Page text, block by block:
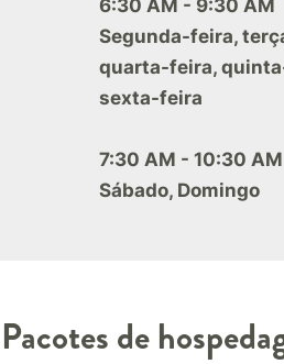
6:30 AM - 9:30 AM
Segunda-feira,
quarta-feira,
sexta-feira
7:30 AM - 10:30 AM
Sábado, Domingo
Pacotes de